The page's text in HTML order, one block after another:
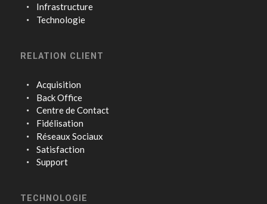
Infrastructure
Technologie
RELATION CLIENT
Acquisition
Back Office
Centre de Contact
Fidélisation
Réseaux Sociaux
Satisfaction
Support
TECHNOLOGIE